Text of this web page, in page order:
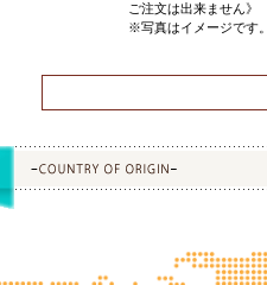
ご注文は出来ません》
※写真はイメージです。